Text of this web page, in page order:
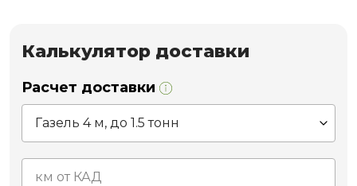
Калькулятор доставки
Расчет доставки